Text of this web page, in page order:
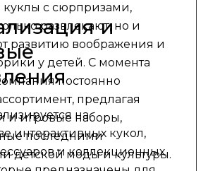
с сюрпризами,
развлекают, но и
развитию воображения и
у детей. С момента
постоянно
предлагая
и игровые наборы,
последними
детской моды и культуры.
и
на
интерактивных кукол,
и коллекционных